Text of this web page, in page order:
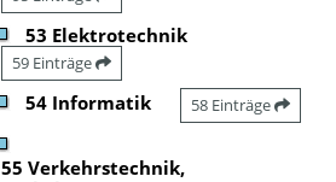
53 Elektrotechnik
59 Einträge
54 Informatik 58 Einträge
55 Verkehrstechnik,